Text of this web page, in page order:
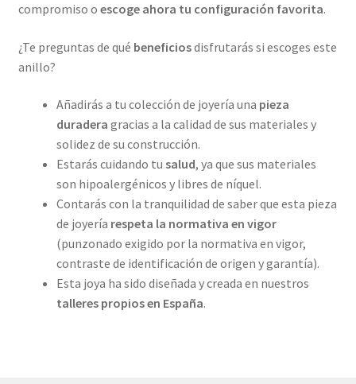
compromiso o escoge ahora tu configuración favorita.
¿Te preguntas de qué beneficiosdisfrutarás si escoges este
anillo?
Añadirás a tu colección de joyería una pieza
duradera gracias a la calidad de sus materiales y
solidez de su construcción.
Estarás cuidando tu salud, ya que sus materiales
son hipoalergénicos y libres de níquel.
Contarás con la tranquilidad de saber que esta pieza
de joyería respeta la normativa en vigor
(punzonado exigido por la normativa en vigor,
contraste de identificación de origen y garantía).
Esta joya ha sido diseñada y creada en nuestros
talleres propiosen España.